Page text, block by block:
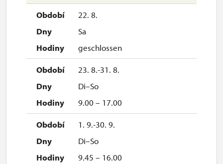
22. 8.
Sa
geschlossen
23. 8.-31. 8.
Di–So
9.00 – 17.00
1. 9.-30. 9.
Di–So
9.45 – 16.00